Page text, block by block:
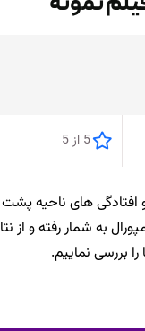
5 از 5
های ناحیه
به شمار رفته و از
بررسی نماییم.